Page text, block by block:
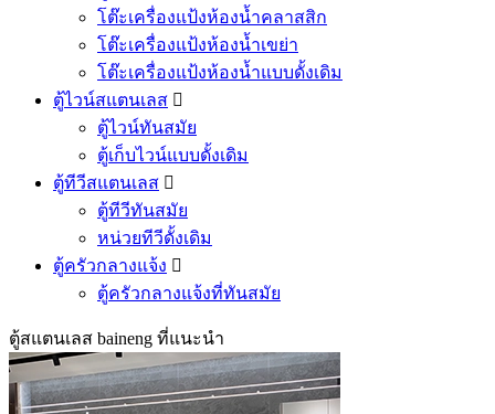
โต๊ะเครื่องแป้งห้องน้ำคลาสสิก
โต๊ะเครื่องแป้งห้องน้ำเขย่า
โต๊ะเครื่องแป้งห้องน้ำแบบดั้งเดิม
ตู้ไวน์สแตนเลส 
ตู้ไวน์ทันสมัย
ตู้เก็บไวน์แบบดั้งเดิม
ตู้ทีวีสแตนเลส 
ตู้ทีวีทันสมัย
หน่วยทีวีดั้งเดิม
ตู้ครัวกลางแจ้ง 
ตู้ครัวกลางแจ้งที่ทันสมัย
ตู้สแตนเลส baineng ที่แนะนำ